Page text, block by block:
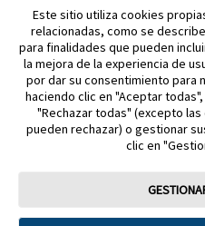
CONTÁCTANOS
MANTENTE EN CONTACTO
Este sitio utiliza cookies
relacionadas, como se
para finalidades que pueden
la mejora de la experiencia de
por dar su consentimiento para
haciendo clic en "Aceptar
"Rechazar todas" (excepto
pueden rechazar) o gestionar
clic en